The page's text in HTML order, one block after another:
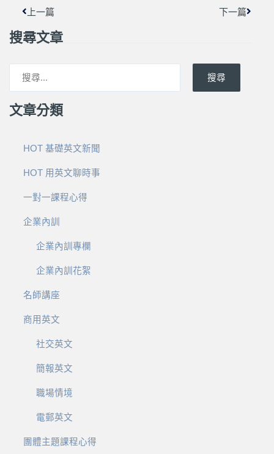
上一篇 下一篇
搜尋文章
搜尋
文章分類
HOT 基礎英文新聞
HOT 用英文聊時事
一對一課程心得
企業內訓
企業內訓專欄
企業內訓花絮
名師講座
商用英文
社交英文
簡報英文
職場情境
電郵英文
團體主題課程心得